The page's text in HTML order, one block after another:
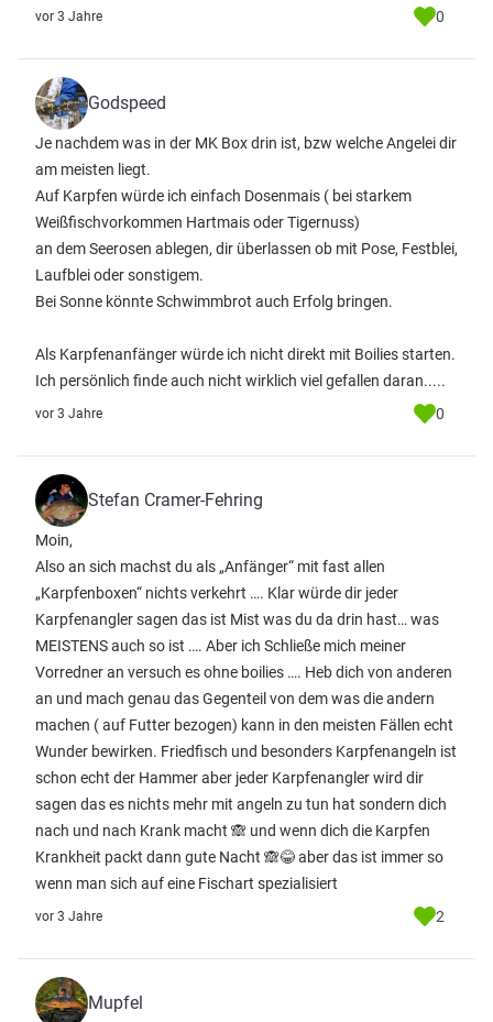
vor 3 Jahre 0
Godspeed
Je nachdem was in der MK Box drin ist, bzw welche Angelei dir
am meisten liegt.
Auf Karpfen würde ich einfach Dosenmais ( bei starkem
Weißfischvorkommen Hartmais oder Tigernuss)
an dem Seerosen ablegen, dir überlassen ob mit Pose, Festblei,
Laufblei oder sonstigem.
Bei Sonne könnte Schwimmbrot auch Erfolg bringen.
Als Karpfenanfänger würde ich nicht direkt mit Boilies starten.
Ich persönlich finde auch nicht wirklich viel gefallen daran.....
vor 3 Jahre 0
Stefan Cramer-Fehring
Moin,
Also an sich machst du als „Anfänger“ mit fast allen
„Karpfenboxen“ nichts verkehrt …. Klar würde dir jeder
Karpfenangler sagen das ist Mist was du da drin hast… was
MEISTENS auch so ist …. Aber ich Schließe mich meiner
Vorredner an versuch es ohne boilies …. Heb dich von anderen
an und mach genau das Gegenteil von dem was die andern
machen ( auf Futter bezogen) kann in den meisten Fällen echt
Wunder bewirken. Friedfisch und besonders Karpfenangeln ist
schon echt der Hammer aber jeder Karpfenangler wird dir
sagen das es nichts mehr mit angeln zu tun hat sondern dich
nach und nach Krank macht 🙈 und wenn dich die Karpfen
Krankheit packt dann gute Nacht 🙈😂 aber das ist immer so
wenn man sich auf eine Fischart spezialisiert
vor 3 Jahre 2
Mupfel